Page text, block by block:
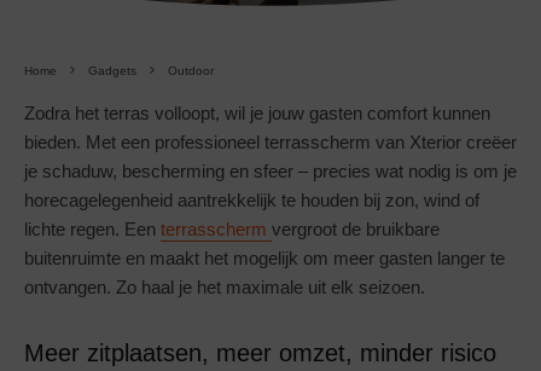
Home Gadgets Outdoor
Zodra het terras volloopt, wil je jouw gasten comfort kunnen
bieden. Met een professioneel terrasscherm van Xterior creëer
je schaduw, bescherming en sfeer – precies wat nodig is om je
horecagelegenheid aantrekkelijk te houden bij zon, wind of
lichte regen. Een terrasscherm vergroot de bruikbare
buitenruimte en maakt het mogelijk om meer gasten langer te
ontvangen. Zo haal je het maximale uit elk seizoen.
Meer zitplaatsen, meer omzet, minder risico